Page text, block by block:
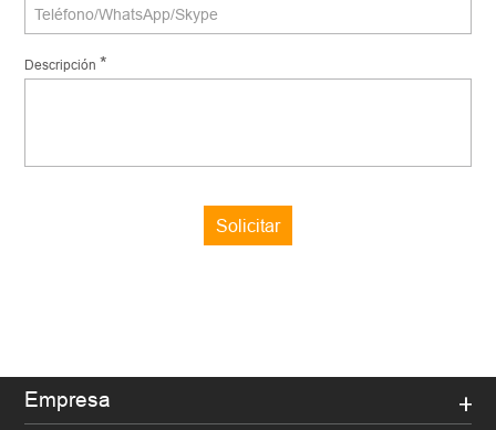
Descripción *
Solicitar
Empresa